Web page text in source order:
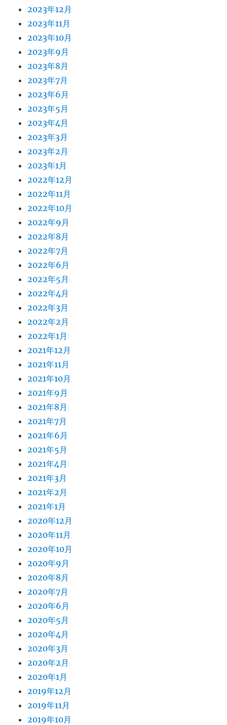
2023年12月
2023年11月
2023年10月
2023年9月
2023年8月
2023年7月
2023年6月
2023年5月
2023年4月
2023年3月
2023年2月
2023年1月
2022年12月
2022年11月
2022年10月
2022年9月
2022年8月
2022年7月
2022年6月
2022年5月
2022年4月
2022年3月
2022年2月
2022年1月
2021年12月
2021年11月
2021年10月
2021年9月
2021年8月
2021年7月
2021年6月
2021年5月
2021年4月
2021年3月
2021年2月
2021年1月
2020年12月
2020年11月
2020年10月
2020年9月
2020年8月
2020年7月
2020年6月
2020年5月
2020年4月
2020年3月
2020年2月
2020年1月
2019年12月
2019年11月
2019年10月